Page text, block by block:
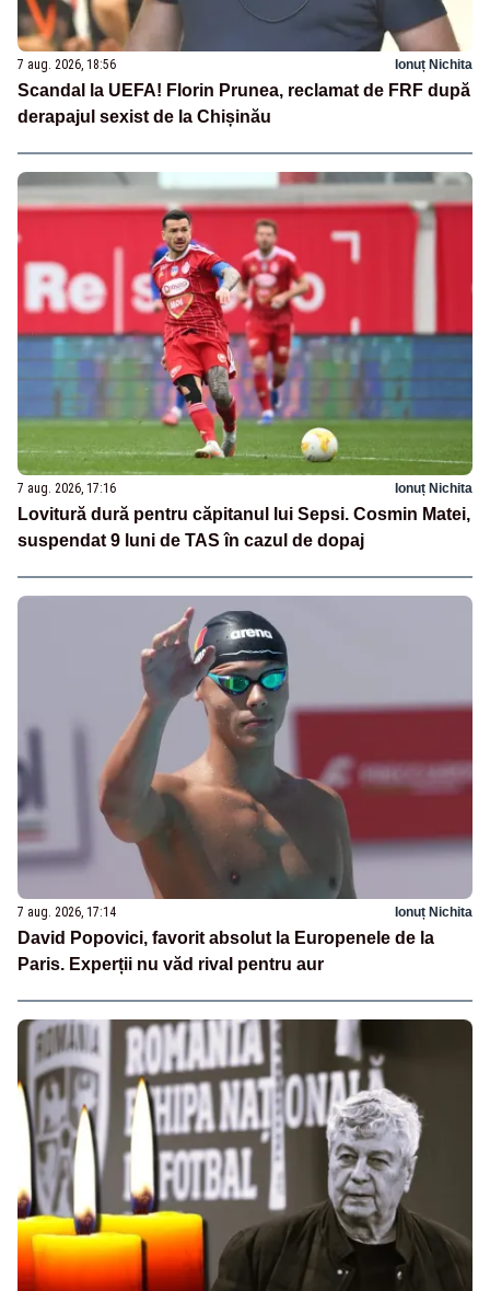
7 aug. 2026, 18:56 Ionuț Nichita
Scandal la UEFA! Florin Prunea, reclamat de FRF după
derapajul sexist de la Chișinău
7 aug. 2026, 17:16 Ionuț Nichita
Lovitură dură pentru căpitanul lui Sepsi. Cosmin Matei,
suspendat 9 luni de TAS în cazul de dopaj
7 aug. 2026, 17:14 Ionuț Nichita
David Popovici, favorit absolut la Europenele de la
Paris. Experții nu văd rival pentru aur